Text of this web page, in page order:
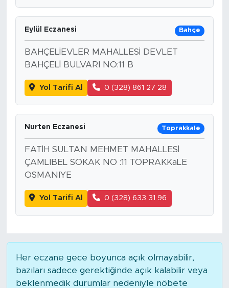
Eylül Eczanesi Bahçe
BAHÇELİEVLER MAHALLESİ DEVLET
BAHÇELİ BULVARI NO:11 B
Yol Tarifi Al 0 (328) 861 27 28
Nurten Eczanesi Toprakkale
FATİH SULTAN MEHMET MAHALLESİ
ÇAMLIBEL SOKAK NO :11 TOPRAKKaLE
OSMANIYE
Yol Tarifi Al 0 (328) 633 31 96
Her eczane gece boyunca açık olmayabilir,
bazıları sadece gerektiğinde açık kalabilir veya
beklenmedik durumlar nedeniyle nöbete